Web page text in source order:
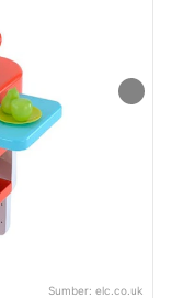
Sumber: elc.co.uk